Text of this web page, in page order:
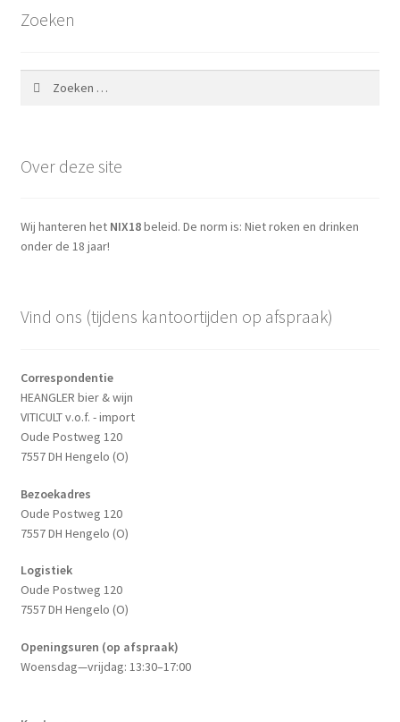
Zoeken
Over deze site
Wij hanteren het NIX18beleid. De norm is: Niet roken en drinken
onder de 18 jaar!
Vind ons (tijdens kantoortijden op afspraak)
Correspondentie
HEANGLER bier & wijn
VITICULT v.o.f. - import
Oude Postweg 120
7557 DH Hengelo (O)
Bezoekadres
Oude Postweg 120
7557 DH Hengelo (O)
Logistiek
Oude Postweg 120
7557 DH Hengelo (O)
Openingsuren (op afspraak)
Woensdag—vrijdag: 13:30–17:00